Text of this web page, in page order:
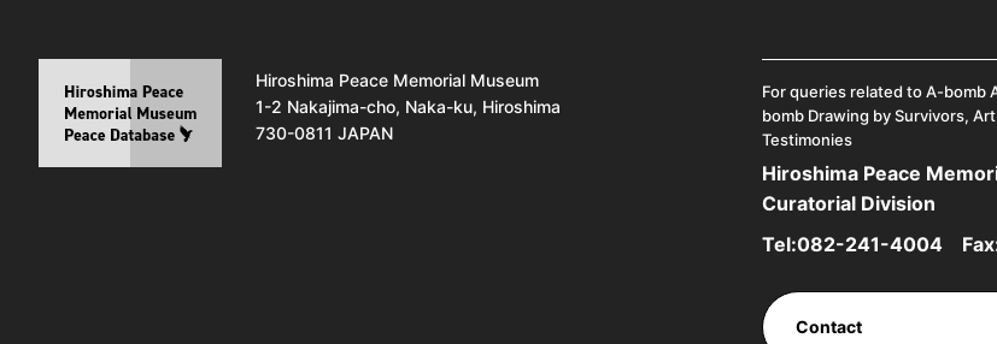
Hiroshima Peace Memorial Museum
1-2 Nakajima-cho, Naka-ku, Hiroshima
730-0811 JAPAN
For queries related to A-bomb
bomb Drawing by Survivors,
Testimonies
Hiroshima Peace
Curatorial Division
Tel:082-241-4004
Contact